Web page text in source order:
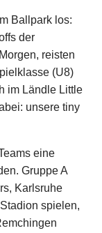
Ballpark los:
der
reisten
(U8)
im Ländle Little
unsere tiny
eine
Gruppe A
Karlsruhe
spielen,